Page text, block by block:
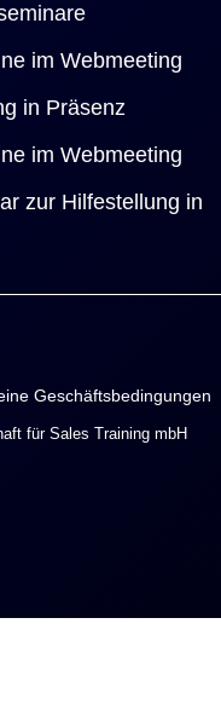
im Webmeeting
in Präsenz
im Webmeeting
zur Hilfestellung in
Geschäftsbedingungen
für Sales Training mbH